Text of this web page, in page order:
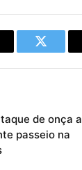
Twitter
de onça a
passeio na